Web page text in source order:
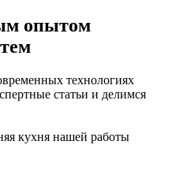
опытом
технологиях
статьи и делимся
кухня нашей работы